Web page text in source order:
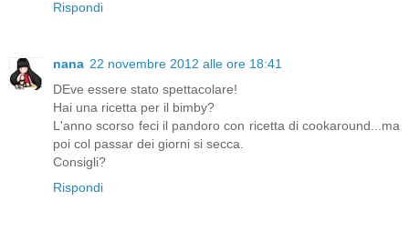
Rispondi
nana 22 novembre 2012 alle ore 18:41
DEve essere stato spettacolare!
Hai una ricetta per il bimby?
L'anno scorso feci il pandoro con ricetta di cookaround...ma
poi col passar dei giorni si secca.
Consigli?
Rispondi